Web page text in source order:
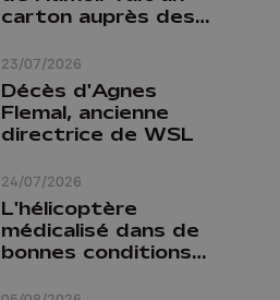
23/07/2026
carton auprès des
24/07/2026
Décès d'Agnes
Flemal, ancienne
directrice de WSL
L'hélicoptère
médicalisé dans de
bonnes conditions à